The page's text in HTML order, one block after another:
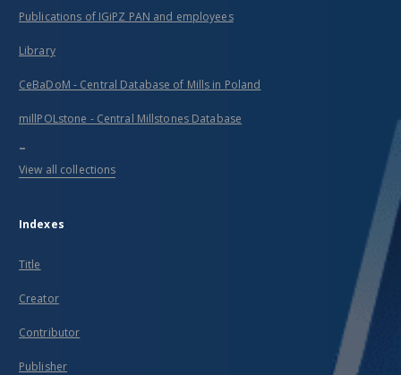
Publications of IGiPZ PAN and employees
Library
CeBaDoM - Central Database of Mills in Poland
millPOLstone - Central Millstones Database
...
View all collections
Indexes
Title
Creator
Contributor
Publisher